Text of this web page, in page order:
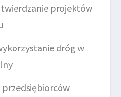
projektów
dróg w
przedsiębiorców